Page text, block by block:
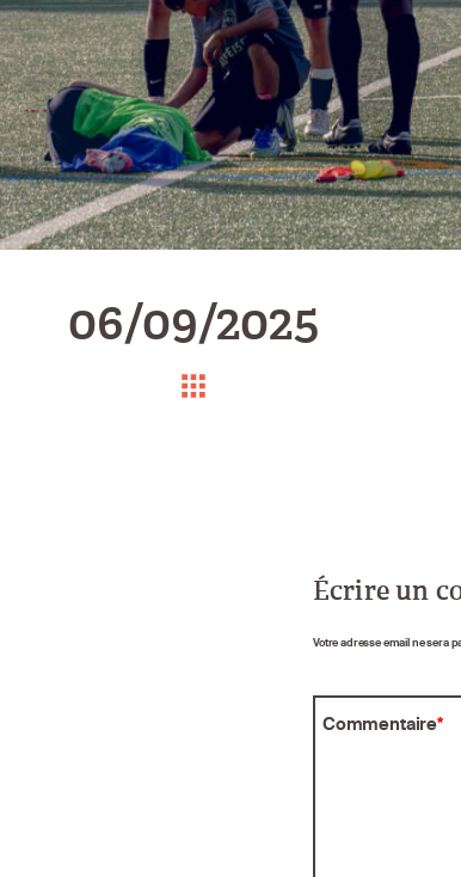
06/09/2025
Écrire un
Votre adresse email ne sera
Commentaire*